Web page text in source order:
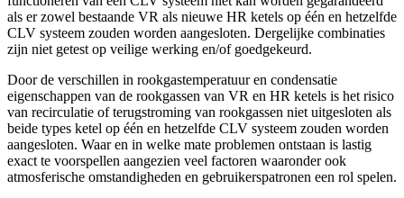
als er zowel bestaande VR als nieuwe HR ketels op één en hetzelfde
CLV systeem zouden worden aangesloten. Dergelijke combinaties
zijn niet getest op veilige werking en/of goedgekeurd.
Door de verschillen in rookgastemperatuur en condensatie
eigenschappen van de rookgassen van VR en HR ketels is het risico
van recirculatie of terugstroming van rookgassen niet uitgesloten als
beide types ketel op één en hetzelfde CLV systeem zouden worden
aangesloten. Waar en in welke mate problemen ontstaan is lastig
exact te voorspellen aangezien veel factoren waaronder ook
atmosferische omstandigheden en gebruikerspatronen een rol spelen.